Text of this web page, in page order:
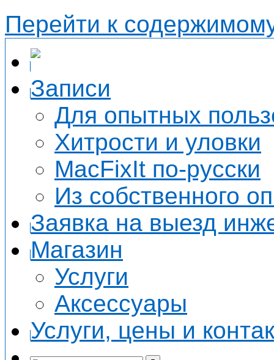
Перейти к
Записи
Для опытных
Хитрости и уловки
MacFixIt по-русски
Из собственного
Заявка на выезд
Магазин
Услуги
Аксессуары
Услуги, цены и